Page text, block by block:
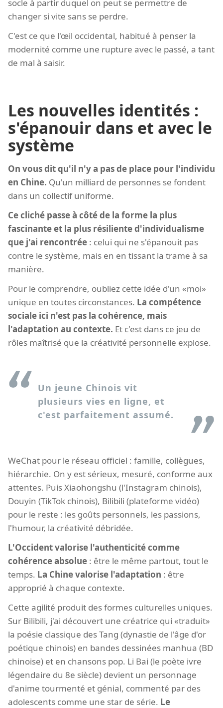
socle à partir duquel on peut se permettre de
changer si vite sans se perdre.
C'est ce que l'œil occidental, habitué à penser la
modernité comme une rupture avec le passé, a tant
de mal à saisir.
Les nouvelles identités :
s'épanouir dans et avec le
système
On vous dit qu'il n'y a pas de place pour l'individu
en Chine. Qu'un milliard de personnes se fondent
dans un collectif uniforme.
Ce cliché passe à côté de la forme la plus
fascinante et la plus résiliente d'individualisme
que j'ai rencontrée : celui qui ne s'épanouit pas
contre le système, mais en en tissant la trame à sa
manière.
Pour le comprendre, oubliez cette idée d'un «moi»
unique en toutes circonstances. La compétence
sociale ici n'est pas la cohérence, mais
l'adaptation au contexte. Et c'est dans ce jeu de
rôles maîtrisé que la créativité personnelle explose.
Un jeune Chinois vit
plusieurs vies en ligne, et
c'est parfaitement assumé.
WeChat pour le réseau officiel : famille, collègues,
hiérarchie. On y est sérieux, mesuré, conforme aux
attentes. Puis Xiaohongshu (l'Instagram chinois),
Douyin (TikTok chinois), Bilibili (plateforme vidéo)
pour le reste : les goûts personnels, les passions,
l'humour, la créativité débridée.
L'Occident valorise l'authenticité comme
cohérence absolue : être le même partout, tout le
temps. La Chine valorise l'adaptation : être
approprié à chaque contexte.
Cette agilité produit des formes culturelles uniques.
Sur Bilibili, j'ai découvert une créatrice qui «traduit»
la poésie classique des Tang (dynastie de l'âge d'or
poétique chinois) en bandes dessinées manhua (BD
chinoise) et en chansons pop. Li Bai (le poète ivre
légendaire du 8e siècle) devient un personnage
d'anime tourmenté et génial, commenté par des
adolescents comme une star de série. Le